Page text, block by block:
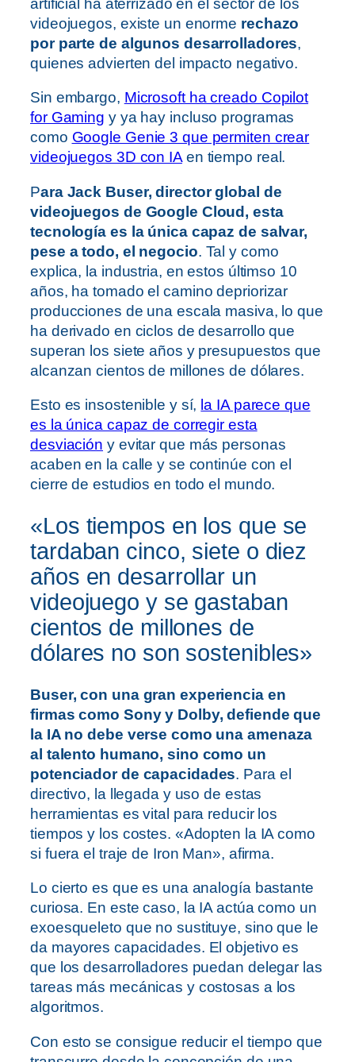
artificial ha aterrizado en el sector de los
videojuegos, existe un enorme rechazo
por parte de algunos desarrolladores,
quienes advierten del impacto negativo.
Sin embargo, Microsoft ha creado Copilot
for Gaming y ya hay incluso programas
como Google Genie 3 que permiten crear
videojuegos 3D con IAen tiempo real.
Para Jack Buser, director global de
videojuegos de Google Cloud, esta
tecnología es la única capaz de salvar,
pese a todo, el negocio. Tal y como
explica, la industria, en estos últimso 10
años, ha tomado el camino depriorizar
producciones de una escala masiva, lo que
ha derivado en ciclos de desarrollo que
superan los siete años y presupuestos que
alcanzan cientos de millones de dólares.
Esto es insostenible y sí, la IA parece que
es la única capaz de corregir esta
desviación y evitar que más personas
acaben en la calle y se continúe con el
cierre de estudios en todo el mundo.
«Los tiempos en los que se
tardaban cinco, siete o diez
años en desarrollar un
videojuego y se gastaban
cientos de millones de
dólares no son sostenibles»
Buser, con una gran experiencia en
firmas como Sony y Dolby, defiende que
la IA no debe verse como una amenaza
al talento humano, sino como un
potenciador de capacidades. Para el
directivo, la llegada y uso de estas
herramientas es vital para reducir los
tiempos y los costes. «Adopten la IA como
si fuera el traje de Iron Man», afirma.
Lo cierto es que es una analogía bastante
curiosa. En este caso, la IA actúa como un
exoesqueleto que no sustituye, sino que le
da mayores capacidades. El objetivo es
que los desarrolladores puedan delegar las
tareas más mecánicas y costosas a los
algoritmos.
Con esto se consigue reducir el tiempo que